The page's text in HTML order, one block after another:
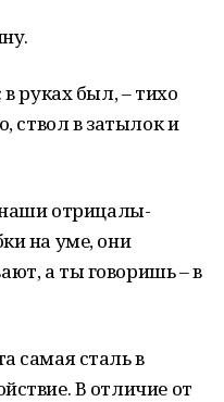
руках был, – тихо
ствол в затылок и
наши отрицалы-
на уме, они
а ты говоришь – в
самая сталь в
В отличие от